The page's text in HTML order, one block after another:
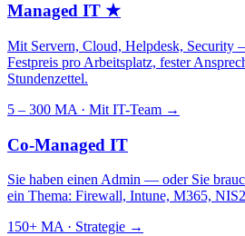
Managed IT ★
Mit Servern, Cloud, Helpdesk, Security
Festpreis pro Arbeitsplatz, fester
Stundenzettel.
5 – 300 MA · Mit IT-Team →
Co-Managed IT
Sie haben einen Admin — oder Sie
ein Thema: Firewall, Intune, M365,
150+ MA · Strategie →